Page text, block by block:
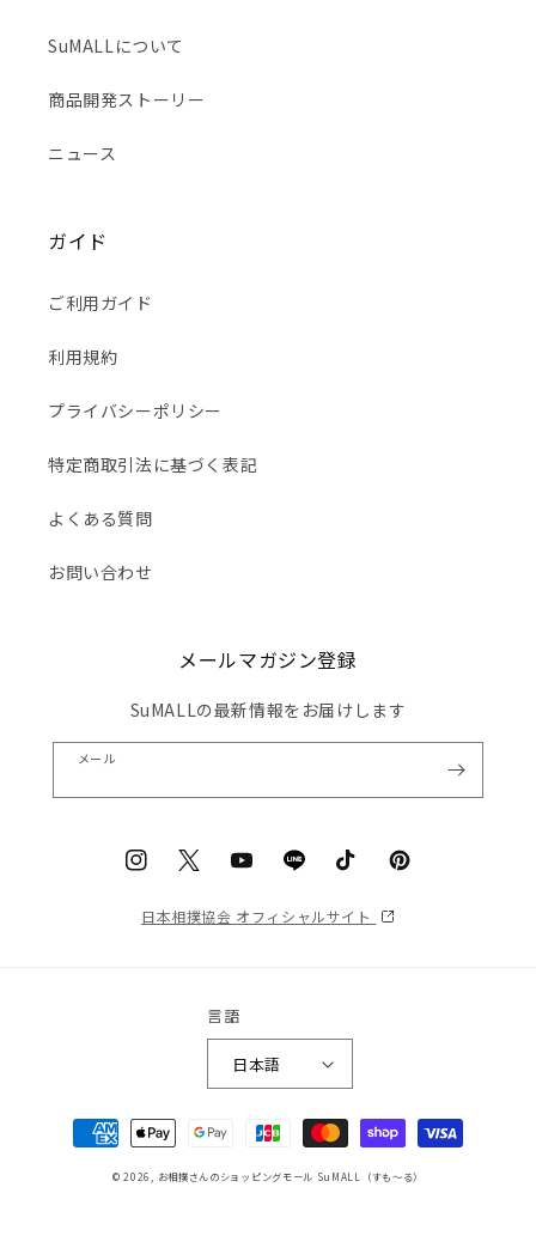
SuMALLについて
商品開発ストーリー
ニュース
ガイド
ご利用ガイド
利用規約
プライバシーポリシー
特定商取引法に基づく表記
よくある質問
お問い合わせ
メールマガジン登録
SuMALLの最新情報をお届けします
メール
InstagramTwitterYouTubeTranslation
ja.general.social.links.line
TikTokPinterest
日本相撲協会 オフィシャルサイト
言語
日本語
決
済
© 2026, お相撲さんのショッピングモール SuMALL（すも〜る）